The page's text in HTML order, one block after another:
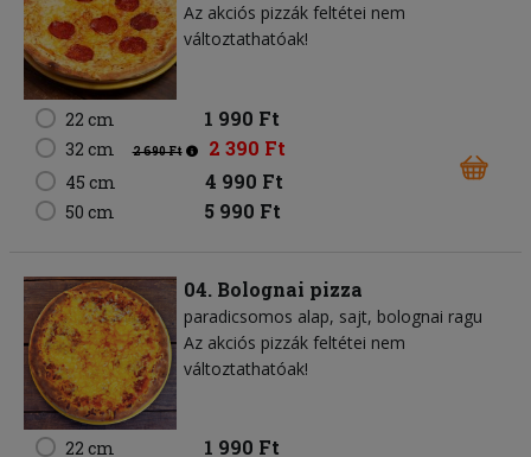
Az akciós pizzák feltétei nem
változtathatóak!
22 cm 1 990 Ft
32 cm 2 690 Ft 2 390 Ft
45 cm 4 990 Ft
50 cm 5 990 Ft
04. Bolognai pizza
paradicsomos alap sajt bolognai ragu
Az akciós pizzák feltétei nem
változtathatóak!
22 cm 1 990 Ft